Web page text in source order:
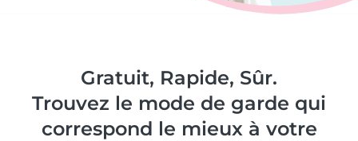
Gratuit, Rapide, Sûr.
Trouvez le mode de garde qui
correspond le mieux à votre